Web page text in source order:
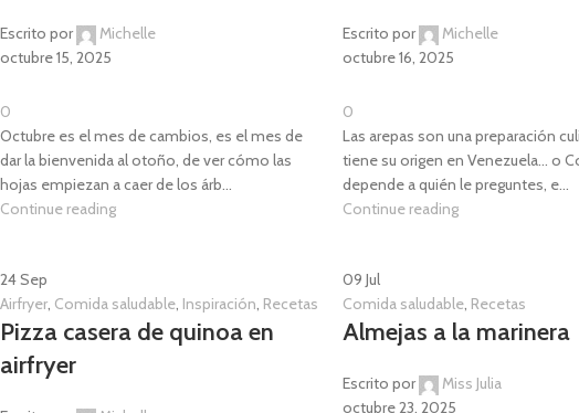
Escrito por
Michelle
octubre 15, 2025
0
Octubre es el mes de cambios, es el mes de
dar la bienvenida al otoño, de ver cómo las
hojas empiezan a caer de los árb...
Continue reading
Escrito por
Michelle
octubre 16, 2025
0
Las arepas son una preparación
tiene su origen en Venezuela... o
depende a quién le preguntes, e...
Continue reading
24Sep
Airfryer, Comida saludable, Inspiración, Recetas
Pizza casera de quinoa en
airfryer
09 Jul
Comida saludable, Recetas
Almejas a la marinera
Escrito por
Miss Julia
octubre 23, 2025